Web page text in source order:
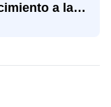
a la